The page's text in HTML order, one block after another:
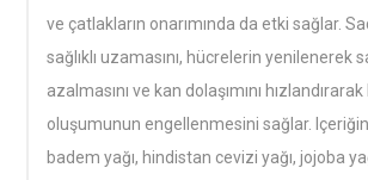
ve çatlakların onarımında da etki sağlar.
sağlıklı uzamasını, hücrelerin yenilenerek
azalmasını ve kan dolaşımını
oluşumunun engellenmesini sağlar.
badem yağı, hindistan cevizi yağı, jojoba